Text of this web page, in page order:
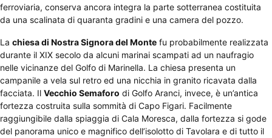
ferroviaria, conserva ancora integra la parte sotterranea costituita
da una scalinata di quaranta gradini e una camera del pozzo.
La chiesa di Nostra Signora del Monte fu probabilmente realizzata
durante il XIX secolo da alcuni marinai scampati ad un naufragio
nelle vicinanze del Golfo di Marinella. La chiesa presenta un
campanile a vela sul retro ed una nicchia in granito ricavata dalla
facciata. Il Vecchio Semaforo di Golfo Aranci, invece, è un’antica
fortezza costruita sulla sommità di Capo Figari. Facilmente
raggiungibile dalla spiaggia di Cala Moresca, dalla fortezza si gode
del panorama unico e magnifico dell’isolotto di Tavolara e di tutto il